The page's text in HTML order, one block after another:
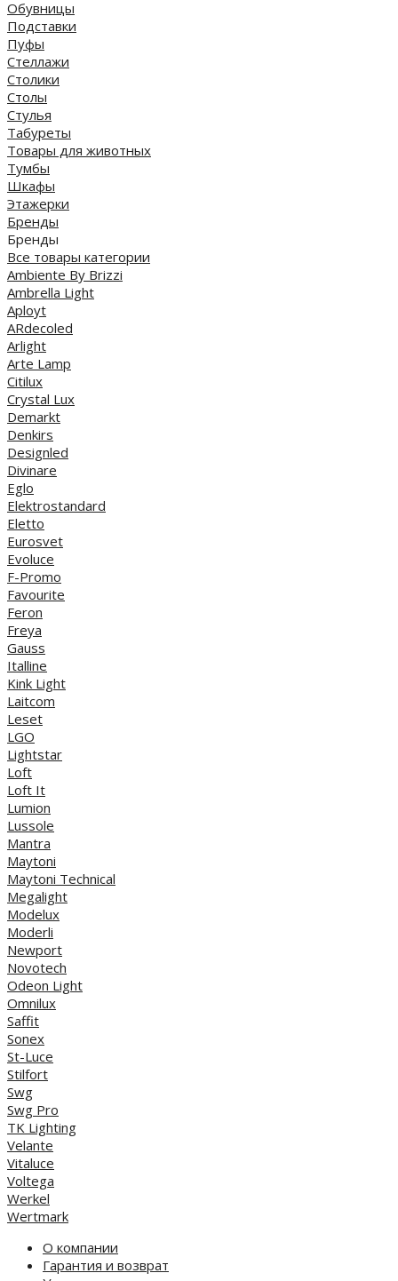
Обувницы
Подставки
Пуфы
Стеллажи
Столики
Столы
Стулья
Табуреты
Товары для животных
Тумбы
Шкафы
Этажерки
Бренды
Бренды
Все товары категории
Ambiente By Brizzi
Ambrella Light
Aployt
ARdecoled
Arlight
Arte Lamp
Citilux
Crystal Lux
Demarkt
Denkirs
Designled
Divinare
Eglo
Elektrostandard
Eletto
Eurosvet
Evoluce
F-Promo
Favourite
Feron
Freya
Gauss
Italline
Kink Light
Laitcom
Leset
LGO
Lightstar
Loft
Loft It
Lumion
Lussole
Mantra
Maytoni
Maytoni Technical
Megalight
Modelux
Moderli
Newport
Novotech
Odeon Light
Omnilux
Saffit
Sonex
St-Luce
Stilfort
Swg
Swg Pro
TK Lighting
Velante
Vitaluce
Voltega
Werkel
Wertmark
О компании
Гарантия и возврат